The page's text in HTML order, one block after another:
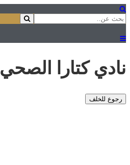
نادي كتارا الصحي
رجوع للخلف